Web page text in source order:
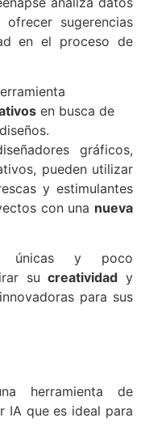
sugerencias
en el proceso de
en busca de
gráficos,
pueden utilizar
y estimulantes
con una nueva
únicas y poco
sucreatividad y
para sus
herramienta de
IA que es ideal para